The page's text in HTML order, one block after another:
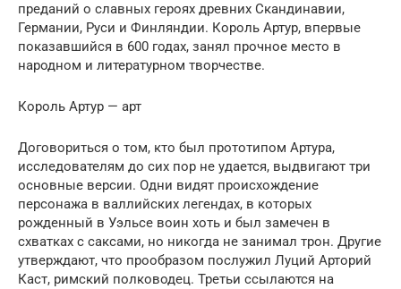
преданий о славных героях древних Скандинавии,
Германии, Руси и Финляндии. Король Артур, впервые
показавшийся в 600 годах, занял прочное место в
народном и литературном творчестве.
Король Артур — арт
Договориться о том, кто был прототипом Артура,
исследователям до сих пор не удается, выдвигают три
основные версии. Одни видят происхождение
персонажа в валлийских легендах, в которых
рожденный в Уэльсе воин хоть и был замечен в
схватках с саксами, но никогда не занимал трон. Другие
утверждают, что прообразом послужил Луций Арторий
Каст, римский полководец. Третьи ссылаются на